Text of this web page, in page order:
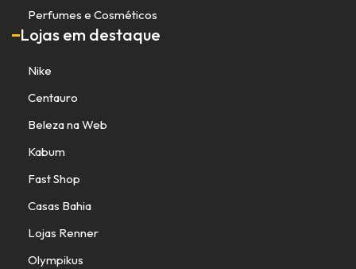
Perfumes e Cosméticos
Lojas em destaque
Nike
Centauro
Beleza na Web
Kabum
Fast Shop
Casas Bahia
Lojas Renner
Olympikus